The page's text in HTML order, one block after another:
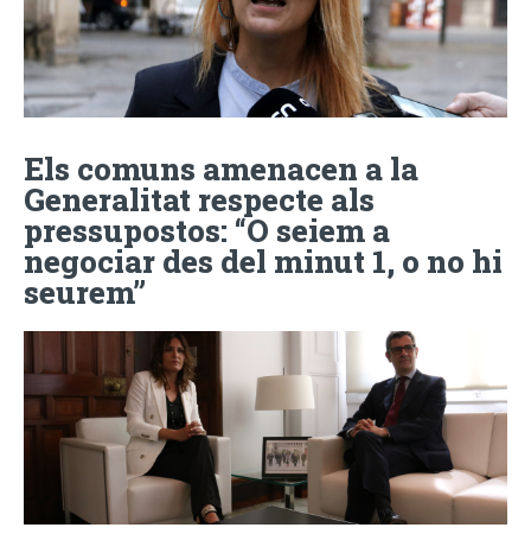
Els comuns amenacen a la
Generalitat respecte als
pressupostos: “O seiem a
negociar des del minut 1, o no hi
seurem”